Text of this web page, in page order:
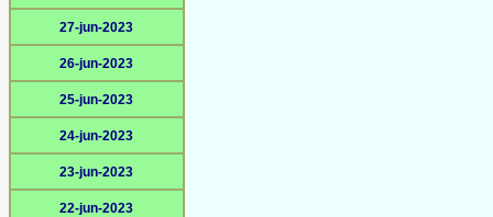
27-jun-2023
26-jun-2023
25-jun-2023
24-jun-2023
23-jun-2023
22-jun-2023